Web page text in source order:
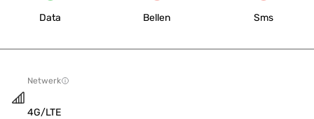
Data Bellen Sms
Netwerk
4G/LTE